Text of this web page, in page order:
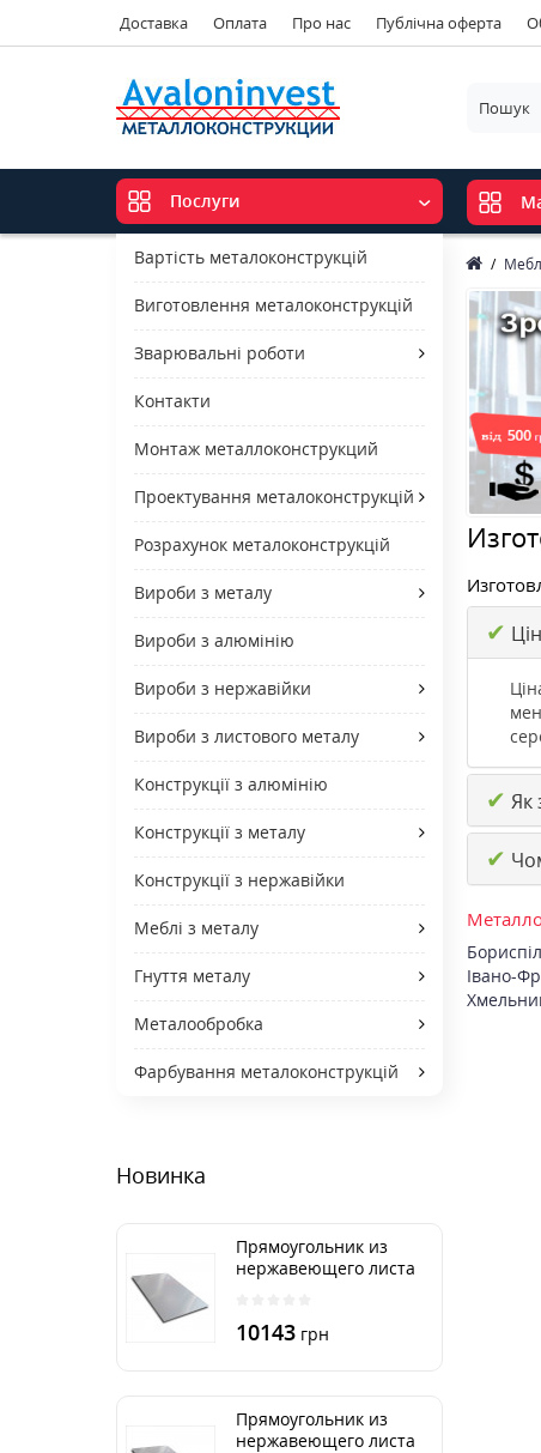
Доставка Оплата Про нас Публічна оферта
Послуги
Вартість металоконструкцій
Виготовлення металоконструкцій
Зварювальні роботи
Контакти
Монтаж металлоконструкций
Проектування металоконструкцій
Розрахунок металоконструкцій
Вироби з металу
Вироби з алюмінію
Вироби з нержавійки
Вироби з листового металу
Конструкції з алюмінію
Конструкції з металу
Конструкції з нержавійки
Меблі з металу
Гнуття металу
Металообробка
Фарбування металоконструкцій
Новинка
Прямоугольник из
нержавеющего листа
10143 грн
Прямоугольник из
нержавеющего листа
✔
✔ Як
✔
Івано-